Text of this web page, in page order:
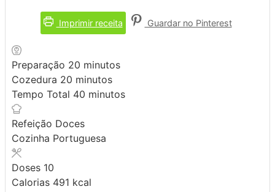
Imprimir receita Guardar no Pinterest
Preparação 20 minutos
minutos
Cozedura 20 minutos
minutos
Tempo Total 40 minutos
minutos
Refeição Doces
Cozinha Portuguesa
Doses 10
Calorias 491 kcal